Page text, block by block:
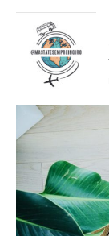
contenuto